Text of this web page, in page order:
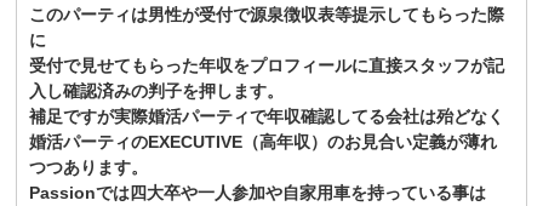
このパーティは男性が受付で源泉徴収表等提示してもらった際
に
受付で見せてもらった年収をプロフィールに直接スタッフが記
入し確認済みの判子を押します。
補足ですが実際婚活パーティで年収確認してる会社は殆どなく
婚活パーティのEXECUTIVE（高年収）のお見合い定義が薄れ
つつあります。
Passionでは四大卒や一人参加や自家用車を持っている事は